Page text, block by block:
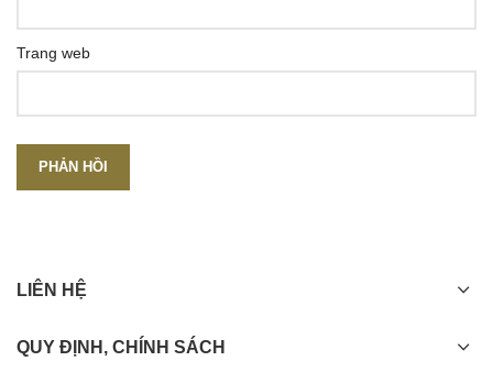
Trang web
LIÊN HỆ
QUY ĐỊNH, CHÍNH SÁCH